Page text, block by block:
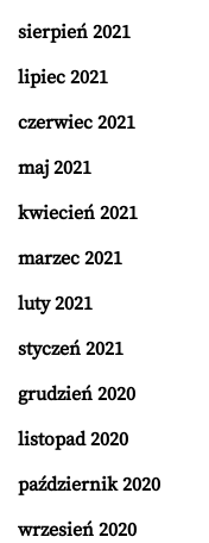
sierpień 2021
lipiec 2021
czerwiec 2021
maj 2021
kwiecień 2021
marzec 2021
luty 2021
styczeń 2021
grudzień 2020
listopad 2020
październik 2020
wrzesień 2020